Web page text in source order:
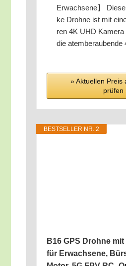
Erwach­se­ne】
ke Droh­ne ist mit
ren 4K UHD Kame­ra
die
» Aktu­el­len Preis
prü­fen
BEST­SEL­LER NR. 2
B16 GPS Droh­ne
für Erwach­se­ne,